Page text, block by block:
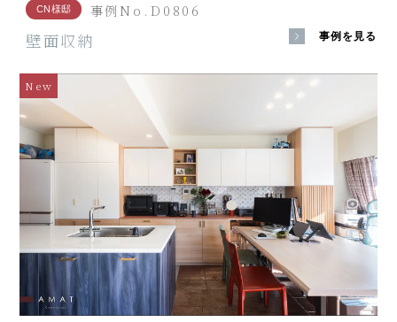
CN様邸 事例No.D0806
壁面収納 事例を見る
New